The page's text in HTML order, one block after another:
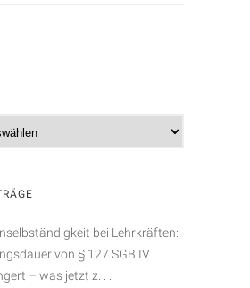
bei Lehrkräften:
von § 127 SGB IV
– was jetzt z. . .